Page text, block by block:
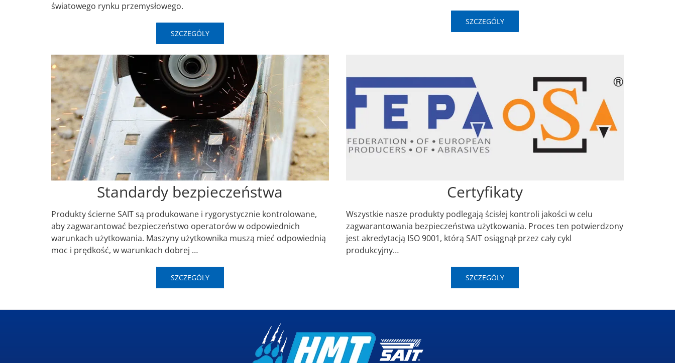
światowego rynku przemysłowego.
SZCZEGÓLY
SZCZEGÓLY
Standardy bezpieczeństwa
Produkty ścierne SAIT są produkowane i rygorystycznie kontrolowane,
aby zagwarantować bezpieczeństwo operatorów w odpowiednich
warunkach użytkowania. Maszyny użytkownika muszą mieć odpowiednią
moc i prędkość, w warunkach dobrej …
SZCZEGÓLY
Certyfikaty
Wszystkie nasze produkty podlegają ścisłej kontroli jakości w celu
zagwarantowania bezpieczeństwa użytkowania. Proces ten potwierdzony
jest akredytacją ISO 9001, którą SAIT osiągnął przez cały cykl
produkcyjny…
SZCZEGÓLY